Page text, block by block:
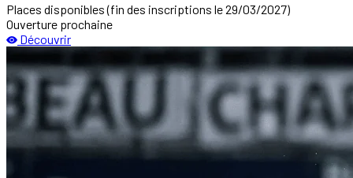
Places disponibles(fin des inscriptions le 29/03/2027)
Ouverture prochaine
Découvrir